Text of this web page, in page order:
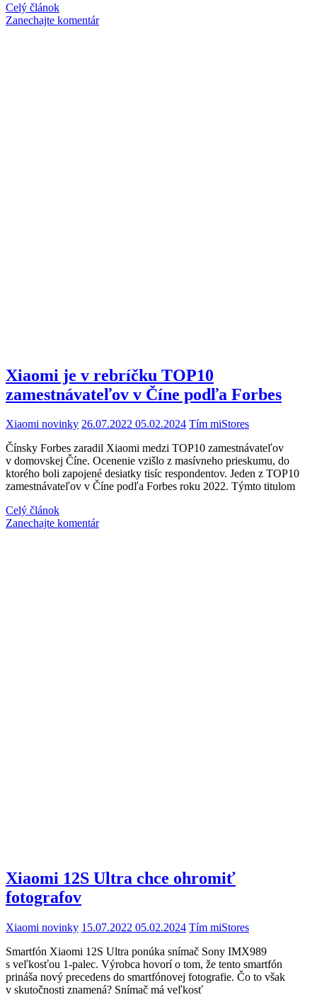
Celý článok
Zanechajte komentár
Xiaomi je v rebríčku TOP10
zamestnávateľov v Číne podľa Forbes
Xiaomi novinky 26.07.2022 05.02.2024 Tím miStores
Čínsky Forbes zaradil Xiaomi medzi TOP10 zamestnávateľov
v domovskej Číne. Ocenenie vzišlo z masívneho prieskumu, do
ktorého boli zapojené desiatky tisíc respondentov. Jeden z TOP10
zamestnávateľov v Číne podľa Forbes roku 2022. Týmto titulom
Celý článok
Zanechajte komentár
Xiaomi 12S Ultra chce ohromiť
fotografov
Xiaomi novinky 15.07.2022 05.02.2024 Tím miStores
Smartfón Xiaomi 12S Ultra ponúka snímač Sony IMX989
s veľkosťou 1-palec. Výrobca hovorí o tom, že tento smartfón
prináša nový precedens do smartfónovej fotografie. Čo to však
v skutočnosti znamená? Snímač má veľkosť